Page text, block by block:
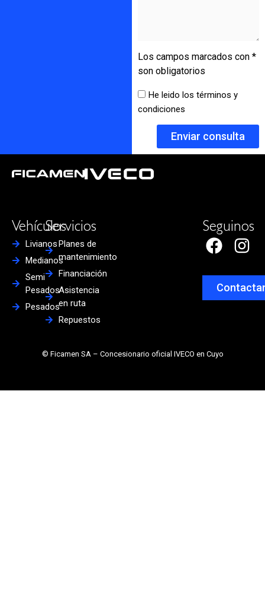
Los campos marcados con *
son obligatorios
He leido los términos y
condiciones
Enviar consulta
Vehículos
Livianos
Medianos
Semi
Pesados
Pesados
Servicios
Planes de
mantenimiento
Financiación
Asistencia
en ruta
Repuestos
Seguinos
© Ficamen SA – Concesionario oficial IVECO en Cuyo